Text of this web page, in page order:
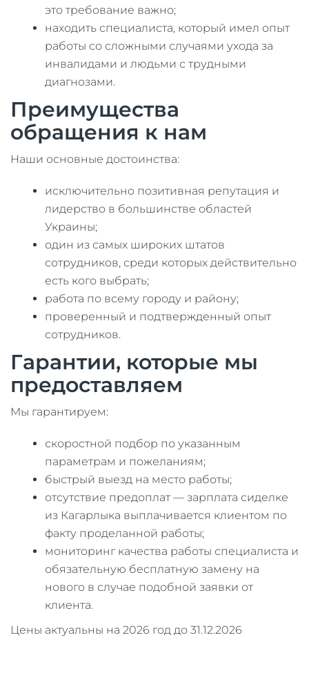
это требование важно;
находить специалиста, который имел опыт
работы со сложными случаями ухода за
инвалидами и людьми с трудными
диагнозами.
Преимущества
обращения к нам
Наши основные достоинства:
исключительно позитивная репутация и
лидерство в большинстве областей
Украины;
один из самых широких штатов
сотрудников, среди которых действительно
есть кого выбрать;
работа по всему городу и району;
проверенный и подтвержденный опыт
сотрудников.
Гарантии, которые мы
предоставляем
Мы гарантируем:
скоростной подбор по указанным
параметрам и пожеланиям;
быстрый выезд на место работы;
отсутствие предоплат — зарплата сиделке
из Кагарлыка выплачивается клиентом по
факту проделанной работы;
мониторинг качества работы специалиста и
обязательную бесплатную замену на
нового в случае подобной заявки от
клиента.
Цены актуальны на 2026 год до 31.12.2026